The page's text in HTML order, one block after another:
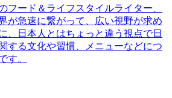
フード＆ライフスタイルライター、
が急速に繋がって、広い視野が求め
、日本人とはちょっと違う視点で日
する文化や習慣、メニューなどにつ
す。